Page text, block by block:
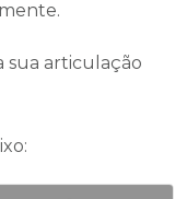
sua articulação